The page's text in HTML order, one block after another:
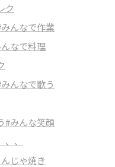
ク
んなで作業
なで料理
んなで歌う
#みんな笑顔
、
じゃ焼き